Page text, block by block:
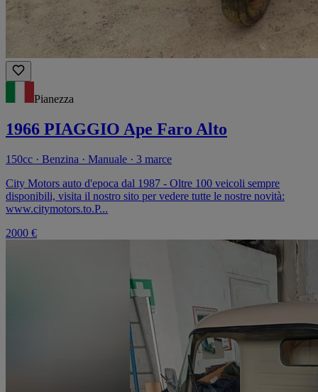
Pianezza
1966 PIAGGIO Ape Faro Alto
150cc · Benzina · Manuale · 3 marce
City Motors auto d'epoca dal 1987 - Oltre 100 veicoli sempre
disponibili, visita il nostro sito per vedere tutte le nostre novità:
www.citymotors.to.P...
2000 €